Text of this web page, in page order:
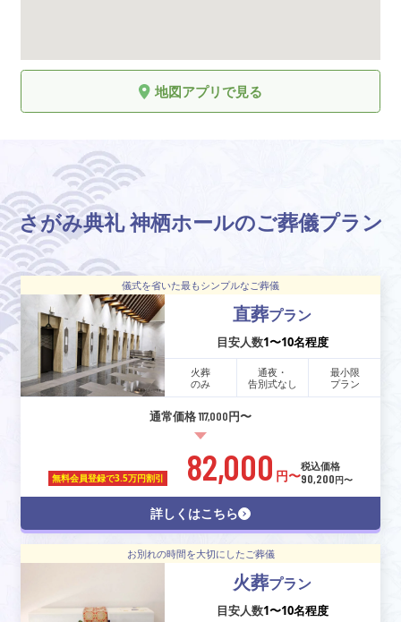
地図アプリで見る
さがみ典礼 神栖ホールのご葬儀プラン
儀式を省いた最もシンプルなご葬儀
直葬プラン
目安人数1〜10名程度
火葬
のみ
通夜・
告別式なし
最小限
プラン
通常価格 117,000円〜
無料会員登録で3.5万円割引 82,000 円〜
税込価格
90,200円〜
詳しくはこちら
お別れの時間を大切にしたご葬儀
火葬プラン
目安人数1〜10名程度